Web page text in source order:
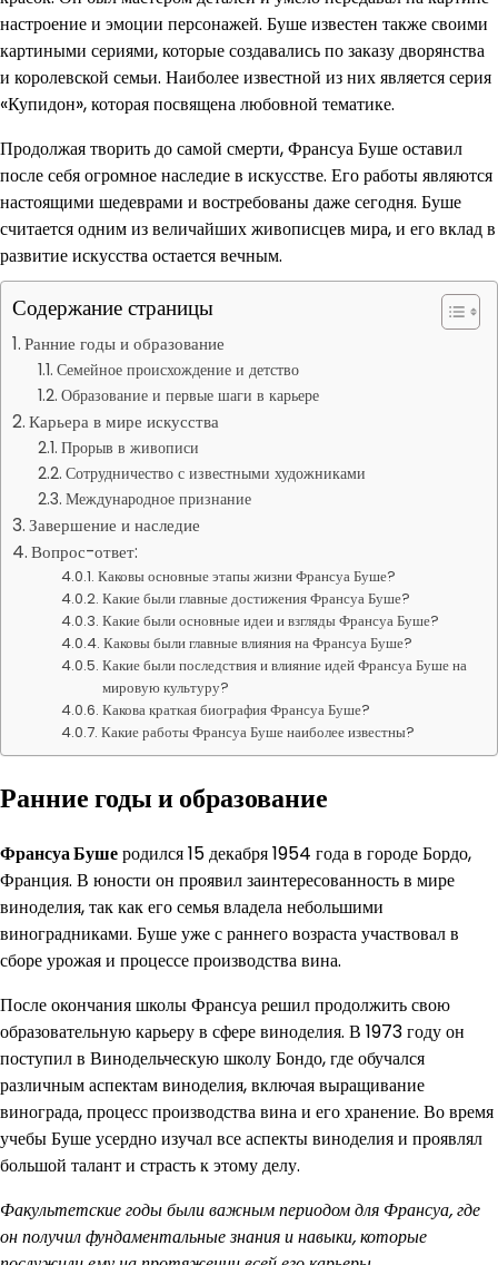
настроение и эмоции персонажей. Буше известен также своими
картиными сериями, которые создавались по заказу дворянства
и королевской семьи. Наиболее известной из них является серия
«Купидон», которая посвящена любовной тематике.
Продолжая творить до самой смерти, Франсуа Буше оставил
после себя огромное наследие в искусстве. Его работы являются
настоящими шедеврами и востребованы даже сегодня. Буше
считается одним из величайших живописцев мира, и его вклад в
развитие искусства остается вечным.
Содержание страницы
Ранние годы и образование
Семейное происхождение и детство
Образование и первые шаги в карьере
Карьера в мире искусства
Прорыв в живописи
Сотрудничество с известными художниками
Международное признание
Завершение и наследие
Вопрос-ответ:
Каковы основные этапы жизни Франсуа Буше?
Какие были главные достижения Франсуа Буше?
Какие были основные идеи и взгляды Франсуа Буше?
Каковы были главные влияния на Франсуа Буше?
Какие были последствия и влияние идей Франсуа Буше на
мировую культуру?
Какова краткая биография Франсуа Буше?
Какие работы Франсуа Буше наиболее известны?
Ранние годы и образование
Франсуа Бушеродился 15 декабря 1954 года в городе Бордо,
Франция. В юности он проявил заинтересованность в мире
виноделия, так как его семья владела небольшими
виноградниками. Буше уже с раннего возраста участвовал в
сборе урожая и процессе производства вина.
После окончания школы Франсуа решил продолжить свою
образовательную карьеру в сфере виноделия. В 1973 году он
поступил в Винодельческую школу Бондо, где обучался
различным аспектам виноделия, включая выращивание
винограда, процесс производства вина и его хранение. Во время
учебы Буше усердно изучал все аспекты виноделия и проявлял
большой талант и страсть к этому делу.
Факультетские годы были важным периодом для Франсуа, где
он получил фундаментальные знания и навыки, которые